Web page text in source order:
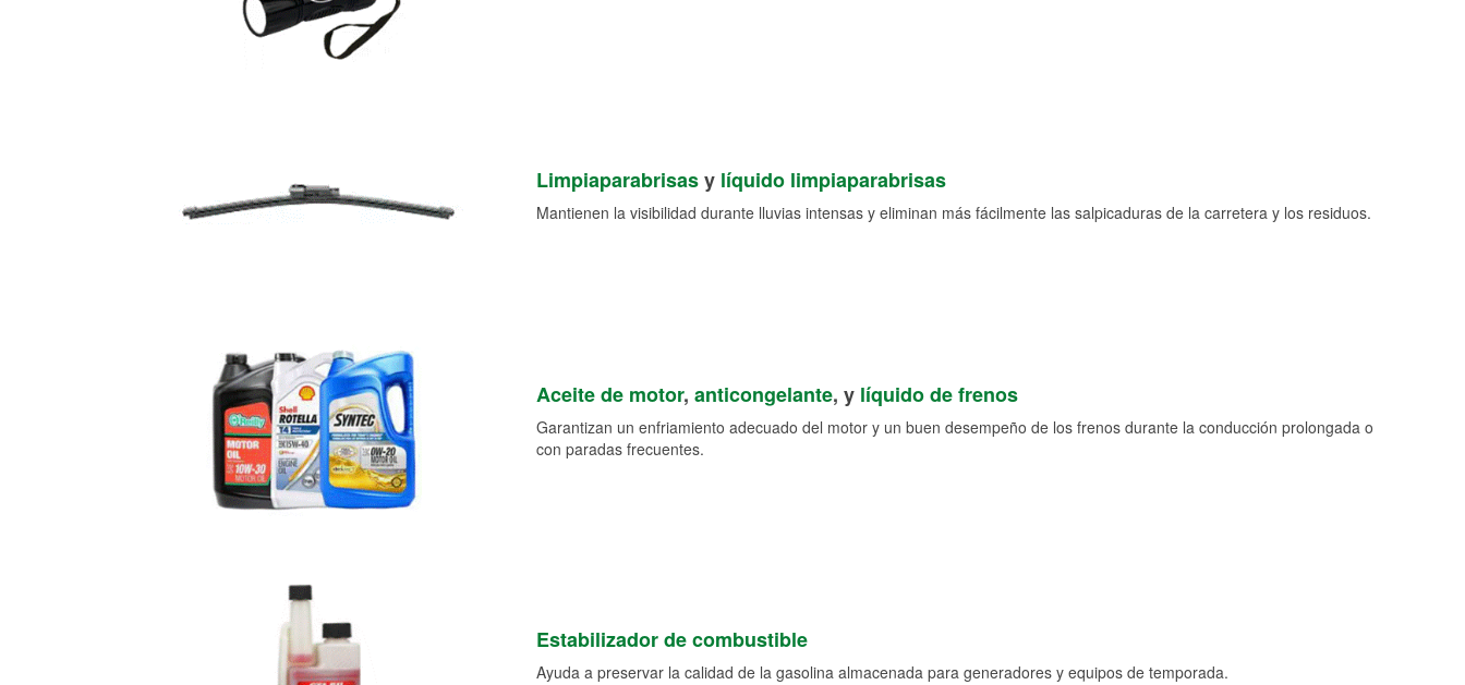
Limpiaparabrisasy líquido limpiaparabrisas
Mantienen la visibilidad durante lluvias intensas y eliminan más fácilmente las salpicaduras de la carretera y los residuos.
Aceite de motor, anticongelante, y líquido de frenos
Garantizan un enfriamiento adecuado del motor y un buen desempeño de los frenos durante la conducción prolongada o
con paradas frecuentes.
Estabilizador de combustible
Ayuda a preservar la calidad de la gasolina almacenada para generadores y equipos de temporada.